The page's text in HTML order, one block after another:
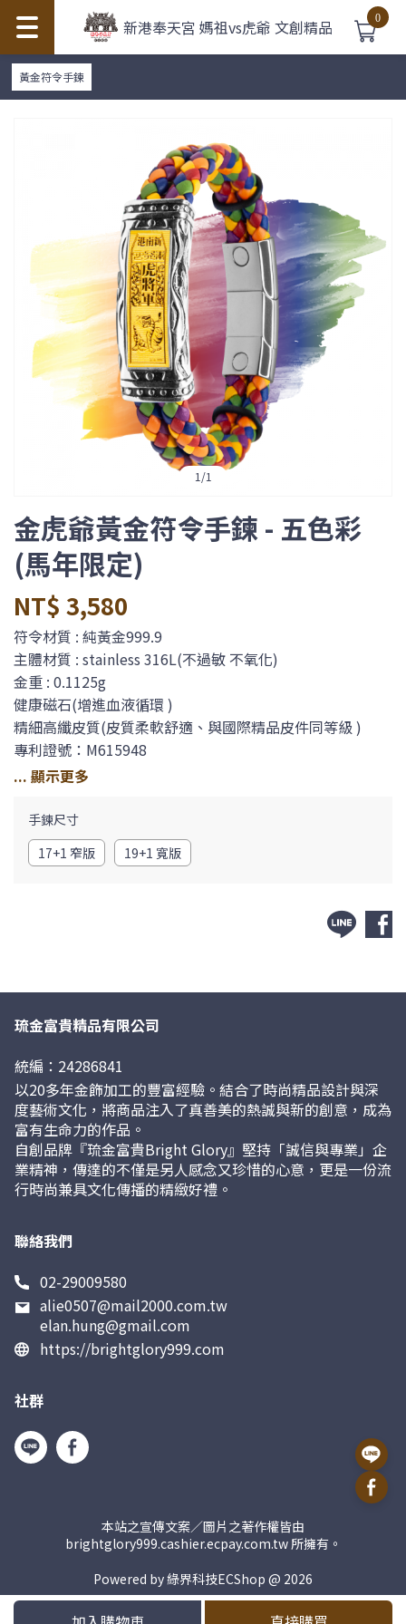
新港奉天宮 媽祖vs虎爺 文創精品 0
黃金符令手鍊
1 /1
金虎爺黃金符令手鍊 - 五色彩
(馬年限定)
NT$ 3,580
符令材質 : 純黃金999.9
主體材質 : stainless 316L(不過敏 不氧化)
金重 : 0.1125g
健康磁石(增進血液循環 )
精細高纖皮質(皮質柔軟舒適、與國際精品皮件同等級 )
專利證號：M615948
本公司黃金符令，黃金片生產及零配件組裝皆在台灣本土地
區。
手鍊尺寸
17+1 窄版
19+1 寬版
琉金富貴精品有限公司
統編：24286841
以20多年金飾加工的豐富經驗。結合了時尚精品設計與深
度藝術文化，將商品注入了真善美的熱誠與新的創意，成為
富有生命力的作品。
自創品牌『琉金富貴Bright Glory』堅持「誠信與專業」企
業精神，傳達的不僅是另人感念又珍惜的心意，更是一份流
行時尚兼具文化傳播的精緻好禮。
聯絡我們
02-29009580
alie0507@mail2000.com.tw
elan.hung@gmail.com
https://brightglory999.com
社群
本站之宣傳文案／圖片之著作權皆由
brightglory999.cashier.ecpay.com.tw 所擁有。
Powered by 綠界科技ECShop @ 2026